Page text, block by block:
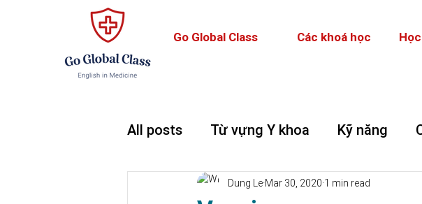
Go Global Class Các khoá học
All posts Từ vựng Y khoa Kỹ năng
Teaching and Learning
Dung Le Mar 30, 2020 1 min read